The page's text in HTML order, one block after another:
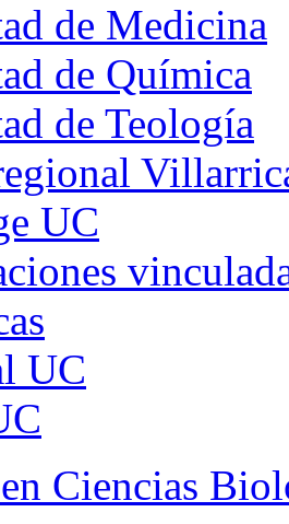
de Medicina
de Química
de Teología
UC
UC
Ciencias